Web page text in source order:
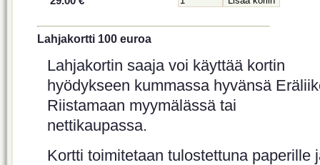
Lahjakortti 100 euroa
Lahjakortin saaja voi käyttää kortin
hyödykseen kummassa hyvänsä
Riistamaan myymälässä tai
nettikaupassa.
Kortti toimitetaan tulostettuna paperille